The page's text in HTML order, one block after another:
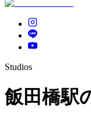
Studios
飯田橋駅